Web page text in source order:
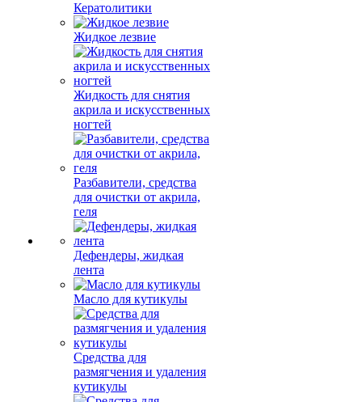
Кератолитики
Жидкое лезвие
Жидкость для снятия
акрила и искусственных
ногтей
Разбавители, средства
для очистки от акрила,
геля
Дефендеры, жидкая
лента
Масло для кутикулы
Средства для
размягчения и удаления
кутикулы